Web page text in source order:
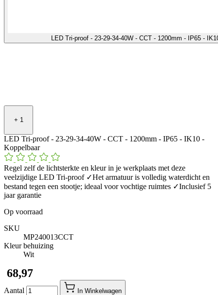
LED Tri-proof - 23-29-34-40W - CCT - 1200mm - IP65 -
+ 1
LED Tri-proof - 23-29-34-40W - CCT - 1200mm - IP65 - IK10 -
Koppelbaar
Regel zelf de lichtsterkte en kleur in je werkplaats met deze
veelzijdige LED Tri-proof ✓Het armatuur is volledig waterdicht en
bestand tegen een stootje; ideaal voor vochtige ruimtes ✓Inclusief 5
jaar garantie
Op voorraad
SKU
MP240013CCT
Kleur behuizing
Wit
​ 68,97
Aantal In Winkelwagen